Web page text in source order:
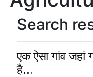
Search
एक ऐसा गांव जहां
है...